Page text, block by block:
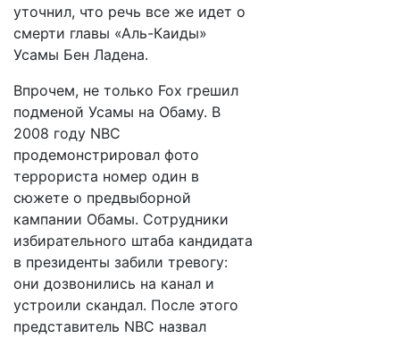
уточнил, что речь все же идет о
смерти главы «Аль-Каиды»
Усамы Бен Ладена.
Впрочем, не только Fox грешил
подменой Усамы на Обаму. В
2008 году NBC
продемонстрировал фото
террориста номер один в
сюжете о предвыборной
кампании Обамы. Сотрудники
избирательного штаба кандидата
в президенты забили тревогу:
они дозвонились на канал и
устроили скандал. После этого
представитель NBC назвал